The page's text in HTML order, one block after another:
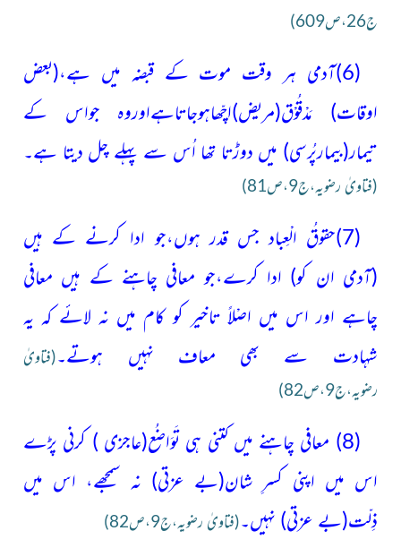
ج26،ص609)
(6)آدمی ہر وقت موت کے قبضہ میں ہے،
(بعض
اوقات) مَدْقُوْق(مریض)اچّھاہوجاتاہےاوروہ جواس کے
تیمار(بیمارپُرسی) میں دوڑتا تھا اُس سے پہلے چل دیتا ہے۔
(فتاویٰ رضویہ،ج9،ص81)
(7)حقوقُ الْعِباد جس قدر ہوں،جو ادا کرنے کے ہیں
(آدمی ان کو) ادا کرے،جو معافی چاہنے کے ہیں معافی
چاہے اور اس میں اصْلاً تاخیر کو کام میں نہ لائے کہ یہ
شہادت سے بھی معاف نہیں ہوتے۔(فتاویٰ
رضویہ،ج9،ص82)
(8) معافی چاہنے میں کتنی ہی تَوَاضُع (عاجزی ) کرنی پڑے
اس میں اپنی کسرِ شان(بے عزتی) نہ سمجھے، اس میں
ذِلّت(بے عزتی) نہیں۔(فتاویٰ رضویہ،ج9،ص82)